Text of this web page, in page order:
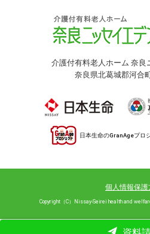
介護付有料老人ホーム 奈良
奈良県北葛城郡河合
日本生命のGranAgeプロ
個人情報保護
Copyright（C）Nissay-Seirei health and